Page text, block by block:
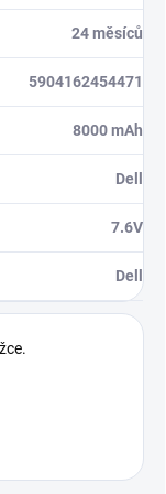
24 měsíců
5904162454471
8000 mAh
Dell
7.6V
Dell